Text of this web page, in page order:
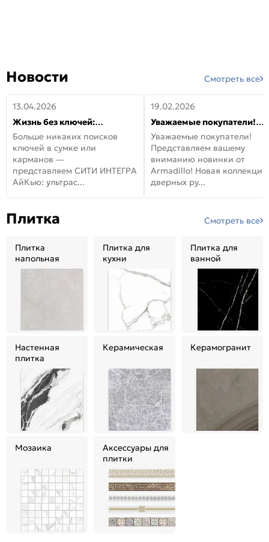
Новости Смотреть все
13.04.2026
Жизнь без ключей:
встречайте новую дверь
СИТИ ИНТЕГРА АйКью!
Больше никаких поисков
ключей в сумке или
карманов —
представляем СИТИ ИНТЕГРА
АйКью: ультрас...
19.02.2026
Уважаемые покупатели!
Представляем вашему
вниманию новинки от
Armadillo!
Уважаемые покупатели!
Представляем вашему
вниманию новинки от
Armadillo! Новая коллекция
дверных ру...
Плитка Смотреть все
Плитка
напольная
Плитка для
кухни
Плитка для
ванной
Настенная
плитка
Керамическая Керамогранит
Мозаика
Аксессуары для
плитки